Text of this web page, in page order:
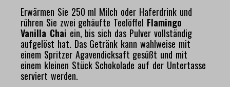
Erwärmen Sie 250 ml Milch oder Haferdrink und
rühren Sie zwei gehäufte Teelöffel Flamingo
Vanilla Chai ein, bis sich das Pulver vollständig
aufgelöst hat. Das Getränk kann wahlweise mit
einem Spritzer Agavendicksaft gesüßt und mit
einem kleinen Stück Schokolade auf der Untertasse
serviert werden.